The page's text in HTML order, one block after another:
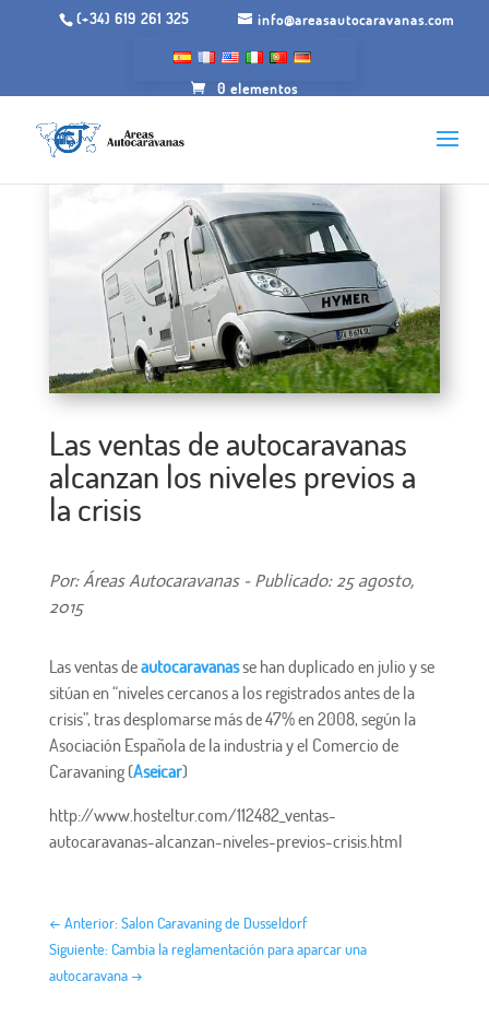
(+34) 619 261 325 info@areasautocaravanas.com
0 elementos
Las ventas de autocaravanas
alcanzan los niveles previos a
la crisis
Por: Áreas Autocaravanas - Publicado: 25 agosto,
2015
Las ventas deautocaravanasse han duplicado en julio y se
sitúan en “niveles cercanos a los registrados antes de la
crisis”, tras desplomarse más de 47% en 2008, según la
Asociación Española de la industria y el Comercio de
Caravaning (Aseicar)
http://www.hosteltur.com/112482_ventas-
autocaravanas-alcanzan-niveles-previos-crisis.html
← Anterior: Salon Caravaning de Dusseldorf
Siguiente: Cambia la reglamentación para aparcar una
autocaravana→